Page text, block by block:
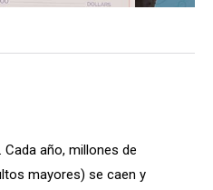
año, millones de
mayores) se caen y